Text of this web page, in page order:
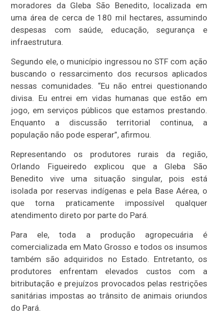
moradores da Gleba São Benedito, localizada em
uma área de cerca de 180 mil hectares, assumindo
despesas com saúde, educação, segurança e
infraestrutura.
Segundo ele, o município ingressou no STF com ação
buscando o ressarcimento dos recursos aplicados
nessas comunidades. “Eu não entrei questionando
divisa. Eu entrei em vidas humanas que estão em
jogo, em serviços públicos que estamos prestando.
Enquanto a discussão territorial continua, a
população não pode esperar”, afirmou.
Representando os produtores rurais da região,
Orlando Figueiredo explicou que a Gleba São
Benedito vive uma situação singular, pois está
isolada por reservas indígenas e pela Base Aérea, o
que torna praticamente impossível qualquer
atendimento direto por parte do Pará.
Para ele, toda a produção agropecuária é
comercializada em Mato Grosso e todos os insumos
também são adquiridos no Estado. Entretanto, os
produtores enfrentam elevados custos com a
bitributação e prejuízos provocados pelas restrições
sanitárias impostas ao trânsito de animais oriundos
do Pará.